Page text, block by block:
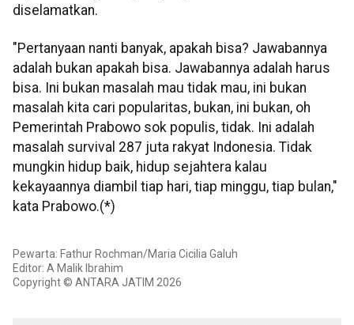
diselamatkan.
"Pertanyaan nanti banyak, apakah bisa? Jawabannya
adalah bukan apakah bisa. Jawabannya adalah harus
bisa. Ini bukan masalah mau tidak mau, ini bukan
masalah kita cari popularitas, bukan, ini bukan, oh
Pemerintah Prabowo sok populis, tidak. Ini adalah
masalah survival 287 juta rakyat Indonesia. Tidak
mungkin hidup baik, hidup sejahtera kalau
kekayaannya diambil tiap hari, tiap minggu, tiap bulan,"
kata Prabowo.(*)
Pewarta: Fathur Rochman/Maria Cicilia Galuh
Editor: A Malik Ibrahim
Copyright © ANTARA JATIM 2026